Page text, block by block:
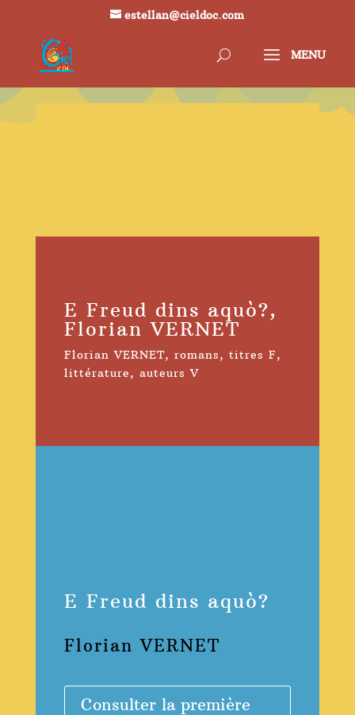
estellan@cieldoc.com
E Freud dins aquò?,
Florian VERNET
Florian VERNET, romans, titres F,
littérature, auteurs V
E Freud dins aquò?
Florian VERNET
Consulter la première